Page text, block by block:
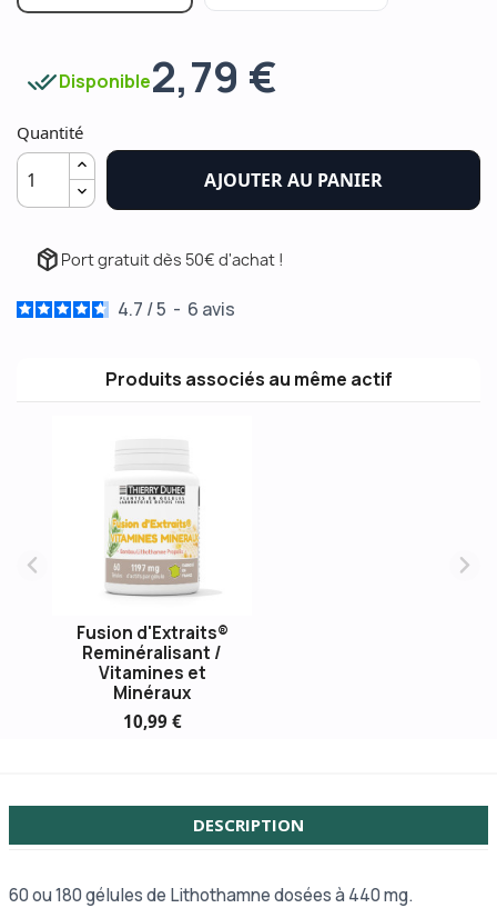
done_allDisponible2,79 €
Quantité
AJOUTER AU PANIER
package_2 Port gratuit dès 50€ d'achat !
4.7 /5 - 6 avis
Produits associés au même actif
Fusion d'Extraits®
Reminéralisant /
Vitamines et
Minéraux
10,99 €
DESCRIPTION
60 ou180 gélules de Lithothamne dosées à 440 mg.